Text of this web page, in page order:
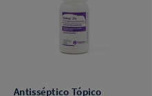
Antisséptico Tópico